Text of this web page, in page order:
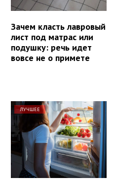
Зачем класть лавровый
лист под матрас или
подушку: речь идет
вовсе не о примете
ЛУЧШЕЕ